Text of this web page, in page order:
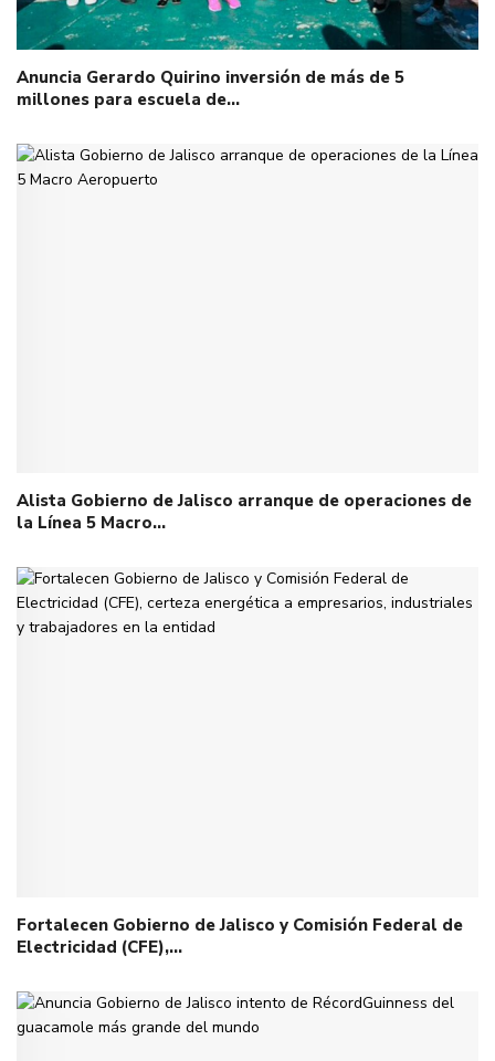
Anuncia Gerardo Quirino inversión de más de 5
millones para escuela de…
Alista Gobierno de Jalisco arranque de operaciones de
la Línea 5 Macro…
Fortalecen Gobierno de Jalisco y Comisión Federal de
Electricidad (CFE),…